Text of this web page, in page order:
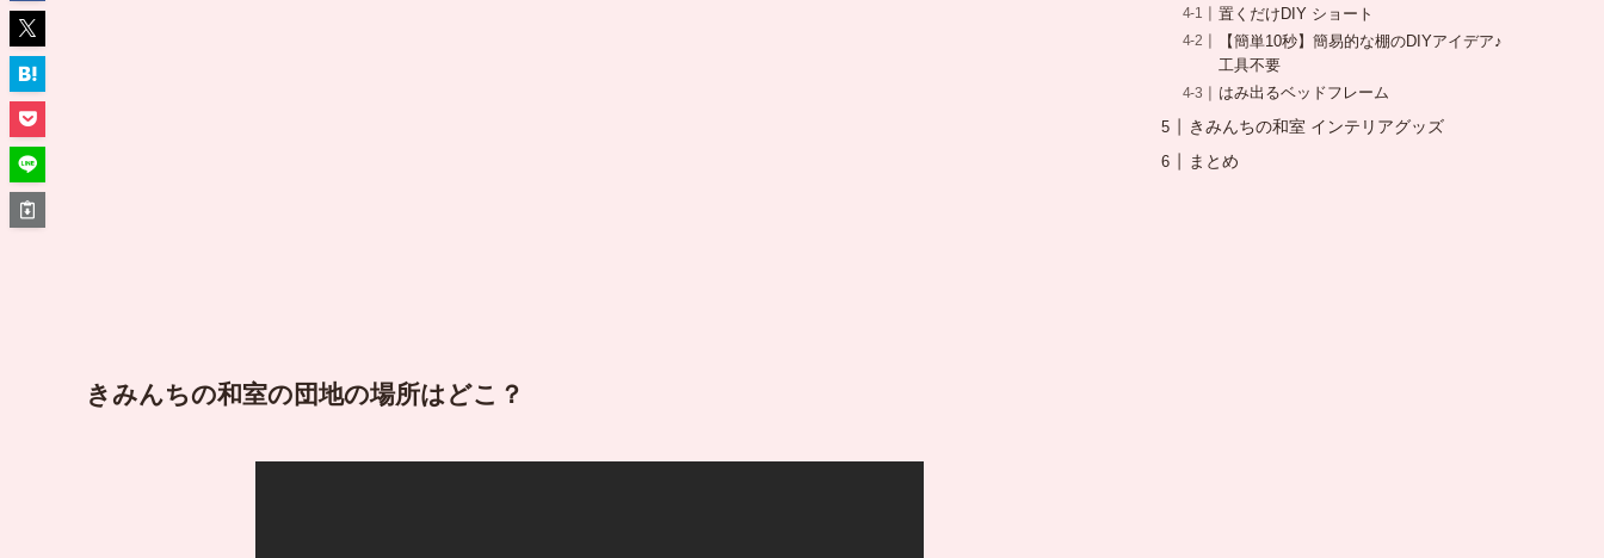
きみんちの和室の団地の場所はどこ？
置くだけDIY ショート
【簡単10秒】簡易的な棚のDIYアイデア♪
工具不要
はみ出るベッドフレーム
きみんちの和室 インテリアグッズ
まとめ